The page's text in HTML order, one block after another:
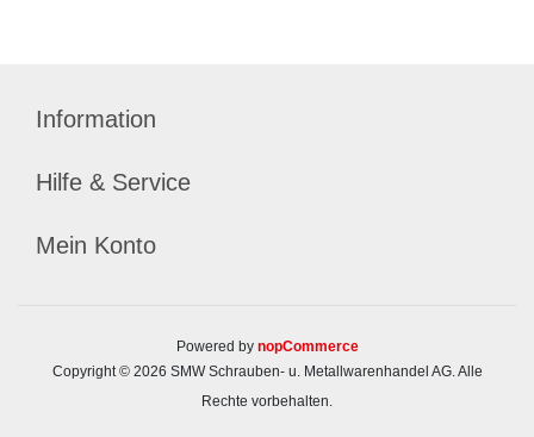
Information
Hilfe & Service
Mein Konto
Powered by nopCommerce
Copyright © 2026 SMW Schrauben- u. Metallwarenhandel AG. Alle
Rechte vorbehalten.